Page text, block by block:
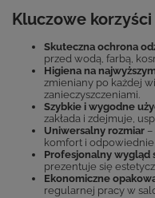
Kluczowe korzyści
Skuteczna ochrona
przed wodą, farbą,
Higiena na
zmieniany po każdej
zanieczyszczeniami.
Szybkie i wygodne
zakłada i zdejmuje,
Uniwersalny rozmiar
komfort i
Profesjonalny wygląd
prezentuje się
Ekonomiczne
regularnej pracy w